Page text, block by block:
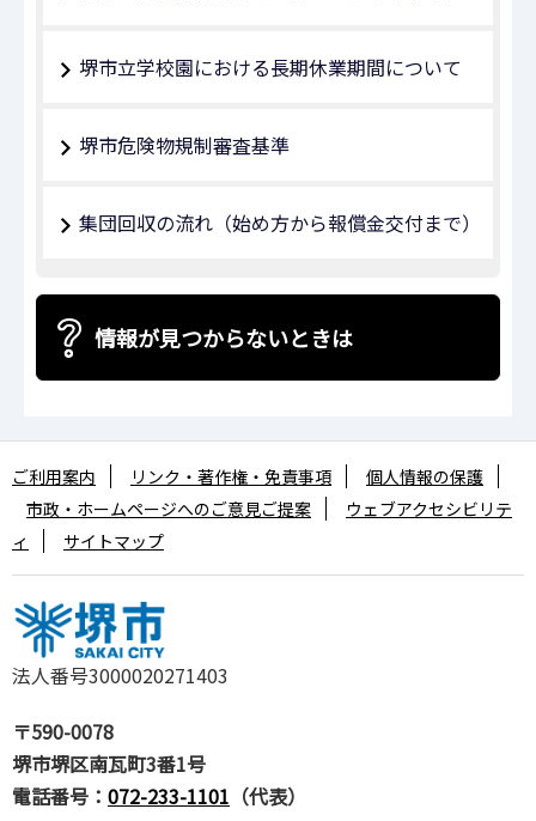
堺市立学校園における長期休業期間について
堺市危険物規制審査基準
集団回収の流れ（始め方から報償金交付まで）
情報が見つからないときは
法人番号3000020271403
〒590-0078
堺市堺区南瓦町3番1号
電話番号： 072-233-1101 （代表）
ご利用案内 リンク・著作権・免責事項
個人情報の保護
市政・ホームページへのご意見ご提案
ウェブアクセシビリテ
ィ
サイトマップ